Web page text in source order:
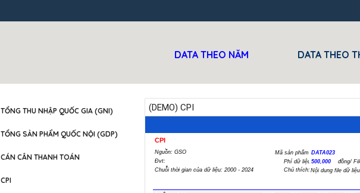
DATA THEO NĂM DATA THEO
TỔNG THU NHẬP QUỐC GIA (GNI)
TỔNG SẢN PHẨM QUỐC NỘI (GDP)
CÁN CÂN THANH TOÁN
CPI